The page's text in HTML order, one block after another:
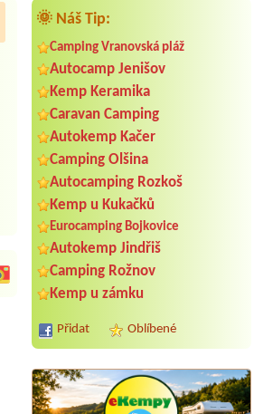
🌞 Náš Tip:
Camping Vranovská pláž
Autocamp Jenišov
Kemp Keramika
Caravan Camping
Autokemp Kačer
Camping Olšina
Autocamping Rozkoš
Kemp u Kukačků
Eurocamping Bojkovice
Autokemp Jindřiš
Camping Rožnov
Kemp u zámku
Přidat Oblíbené